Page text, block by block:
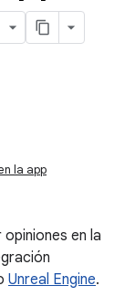
la app
en la
Unreal Engine.